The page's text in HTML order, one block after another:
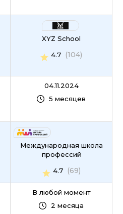
XYZ School
4.7
(104)
04.11.2024
5 месяцев
Международная школа
профессий
4.7
(69)
В любой момент
2 месяца